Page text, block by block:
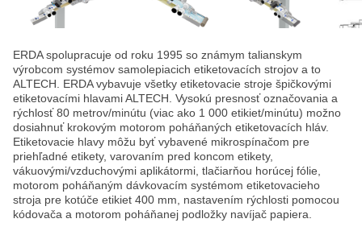
ERDA spolupracuje od roku 1995 so známym talianskym
výrobcom systémov samolepiacich etiketovacích strojov a to
ALTECH. ERDA vybavuje všetky etiketovacie stroje špičkovými
etiketovacími hlavami ALTECH. Vysokú presnosť označovania a
rýchlosť 80 metrov/minútu (viac ako 1 000 etikiet/minútu) možno
dosiahnuť krokovým motorom poháňaných etiketovacích hláv.
Etiketovacie hlavy môžu byť vybavené mikrospínačom pre
priehľadné etikety, varovaním pred koncom etikety,
vákuovými/vzduchovými aplikátormi, tlačiarňou horúcej fólie,
motorom poháňaným dávkovacím systémom etiketovacieho
stroja pre kotúče etikiet 400 mm, nastavením rýchlosti pomocou
kódovača a motorom poháňanej podložky navíjač papiera.